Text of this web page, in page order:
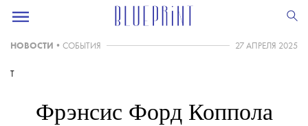
НОВОСТИ • СОБЫТИЯ 27 АПРЕЛЯ 2025
T
Фрэнсис Форд Коппола